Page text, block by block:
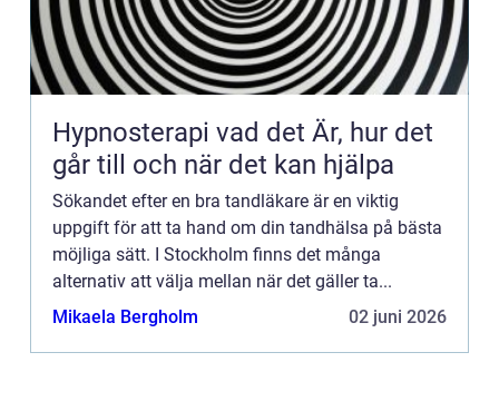
Hypnosterapi vad det Är, hur det
går till och när det kan hjälpa
Sökandet efter en bra tandläkare är en viktig
uppgift för att ta hand om din tandhälsa på bästa
möjliga sätt. I Stockholm finns det många
alternativ att välja mellan när det gäller ta...
Mikaela Bergholm
02 juni 2026